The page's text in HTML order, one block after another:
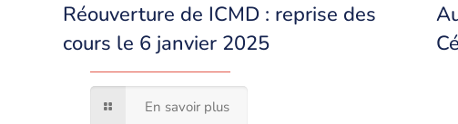
Réouverture de ICMD : reprise des
cours le 6 janvier 2025
En savoir plus